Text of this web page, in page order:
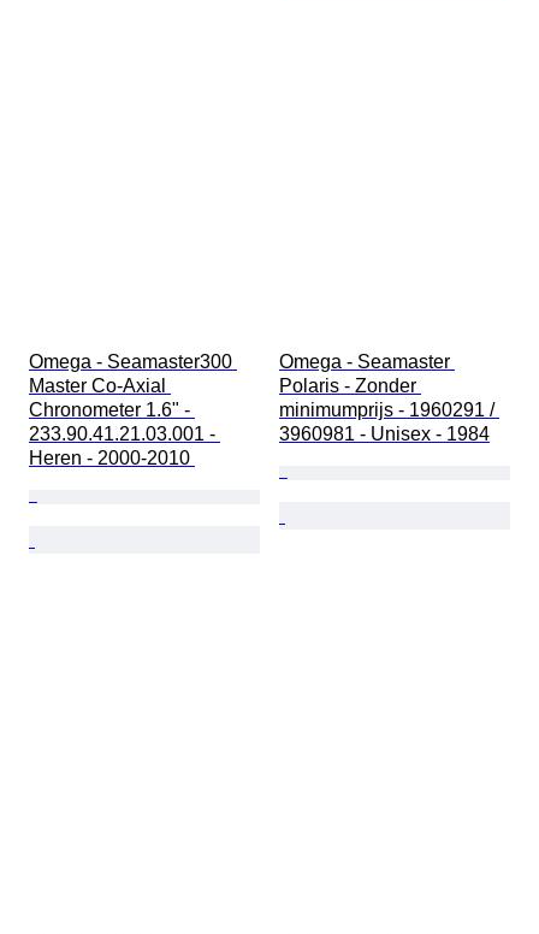
Omega - Seamaster300
Master Co-Axial
Chronometer 1.6" -
233.90.41.21.03.001 -
Heren - 2000-2010
Omega - Seamaster
Polaris - Zonder
minimumprijs - 1960291 /
3960981 - Unisex - 1984